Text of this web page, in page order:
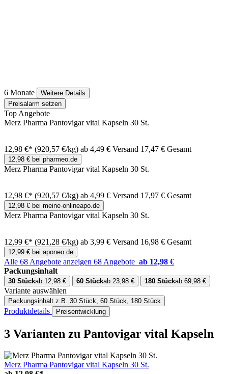
6 Monate
Weitere Details
Preisalarm setzen
Top Angebote
Merz Pharma Pantovigar vital Kapseln 30 St.
12,98 €* (920,57 €/kg) ab 4,49 € Versand 17,47 € Gesamt
12,98 € bei pharmeo.de
Merz Pharma Pantovigar vital Kapseln 30 St.
12,98 €* (920,57 €/kg) ab 4,99 € Versand 17,97 € Gesamt
12,98 € bei meine-onlineapo.de
Merz Pharma Pantovigar vital Kapseln 30 St.
12,99 €* (921,28 €/kg) ab 3,99 € Versand 16,98 € Gesamt
12,99 € bei aponeo.de
Alle 68 Angebote anzeigen 68 Angebote ab 12,98 €
Packungsinhalt
30 Stückab 12,98 € 60 Stückab 23,98 € 180 Stückab 69,98 €
Variante auswählen
Packungsinhalt z.B. 30 Stück, 60 Stück, 180 Stück
Produktdetails Preisentwicklung
3 Varianten zu Pantovigar vital Kapseln
Merz Pharma Pantovigar vital Kapseln 30 St.